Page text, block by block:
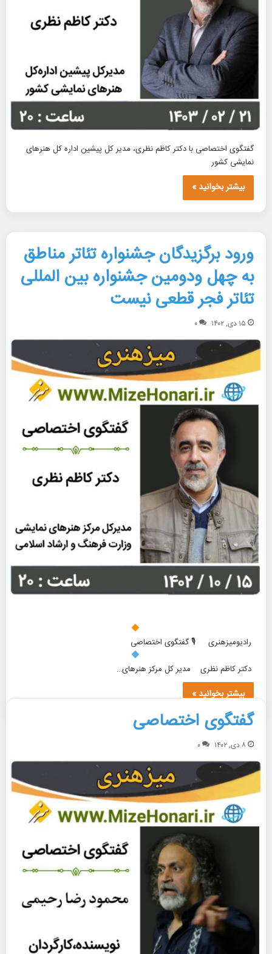
گفتگوی اختصاصی با دکتر کاظم نظری، مدیر کل پیشین اداره کل هنرهای
نمایشی کشور
بیشتر بخوانید »
ورود برگزیدگان جشنواره تئاتر مناطق
به چهل ودومین جشنواره بین المللی
تئاتر فجر قطعی نیست
۱۵ دی, ۱۴۰۲ ۰
رادیومیزهنری 🎙 گفتگوی اختصاصی
دکتر کاظم نظری مدیر کل مرکز هنرهای…
بیشتر بخوانید »
گفتگوی اختصاصی
۸ دی, ۱۴۰۲ ۰